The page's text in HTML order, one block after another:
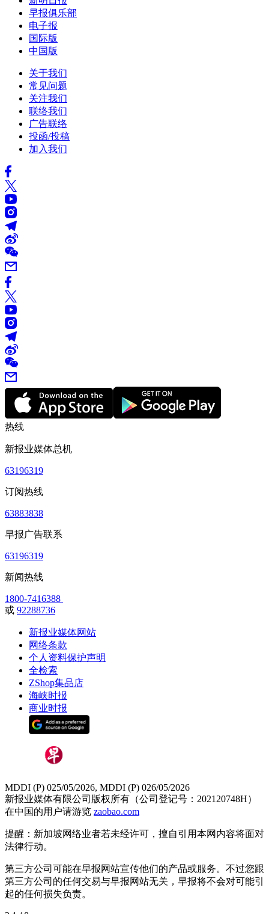
早报俱乐部
电子报
国际版
中国版
关于我们
常见问题
关注我们
联络我们
广告联络
投函/投稿
加入我们
热线
新报业媒体总机
63196319
订阅热线
63883838
早报广告联系
63196319
新闻热线
1800-7416388
或 92288736
新报业媒体网站
网络条款
个人资料保护声明
全检索
ZShop集品店
海峡时报
商业时报
MDDI (P) 025/05/2026, MDDI (P) 026/05/2026
新报业媒体有限公司版权所有（公司登记号：202120748H）
在中国的用户请游览 zaobao.com
提醒：新加坡网络业者若未经许可，擅自引用本网内容将面对
法律行动。
第三方公司可能在早报网站宣传他们的产品或服务。不过您跟
第三方公司的任何交易与早报网站无关，早报将不会对可能引
起的任何损失负责。